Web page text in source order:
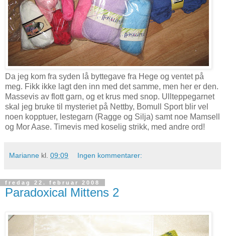
Da jeg kom fra syden lå byttegave fra Hege og ventet på
meg. Fikk ikke lagt den inn med det samme, men her er den.
Massevis av flott garn, og et krus med snop. Ullteppegarnet
skal jeg bruke til mysteriet på Nettby, Bomull Sport blir vel
noen kopptuer, lestegarn (Ragge og Silja) samt noe Mamsell
og Mor Aase. Timevis med koselig strikk, med andre ord!
Marianne kl. 09:09 Ingen kommentarer:
fredag 22. februar 2008
Paradoxical Mittens 2